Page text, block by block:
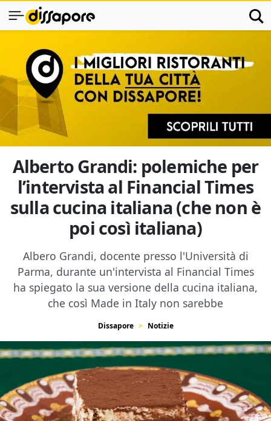
Alberto Grandi: polemiche per
l’intervista al Financial Times
sulla cucina italiana (che non è
poi così italiana)
Albero Grandi, docente presso l'Università di
Parma, durante un'intervista al Financial Times
ha spiegato la sua versione della cucina italiana,
che così Made in Italy non sarebbe
Dissapore Notizie